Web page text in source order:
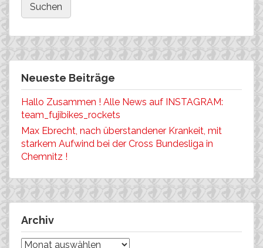
Neueste Beiträge
Hallo Zusammen ! Alle News auf INSTAGRAM:
team_fujibikes_rockets
Max Ebrecht, nach überstandener Krankeit, mit
starkem Aufwind bei der Cross Bundesliga in
Chemnitz !
Archiv
Archiv